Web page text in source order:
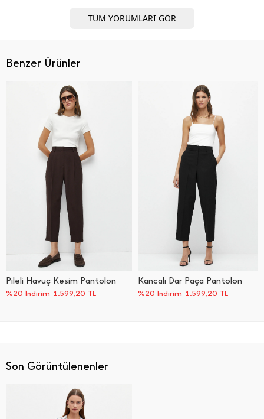
TÜM YORUMLARI GÖR
Benzer Ürünler
Pileli Havuç Kesim Pantolon
%20 İndirim 1.599,20 TL
Kancalı Dar Paça Pantolon
%20 İndirim 1.599,20 TL
Son Görüntülenenler